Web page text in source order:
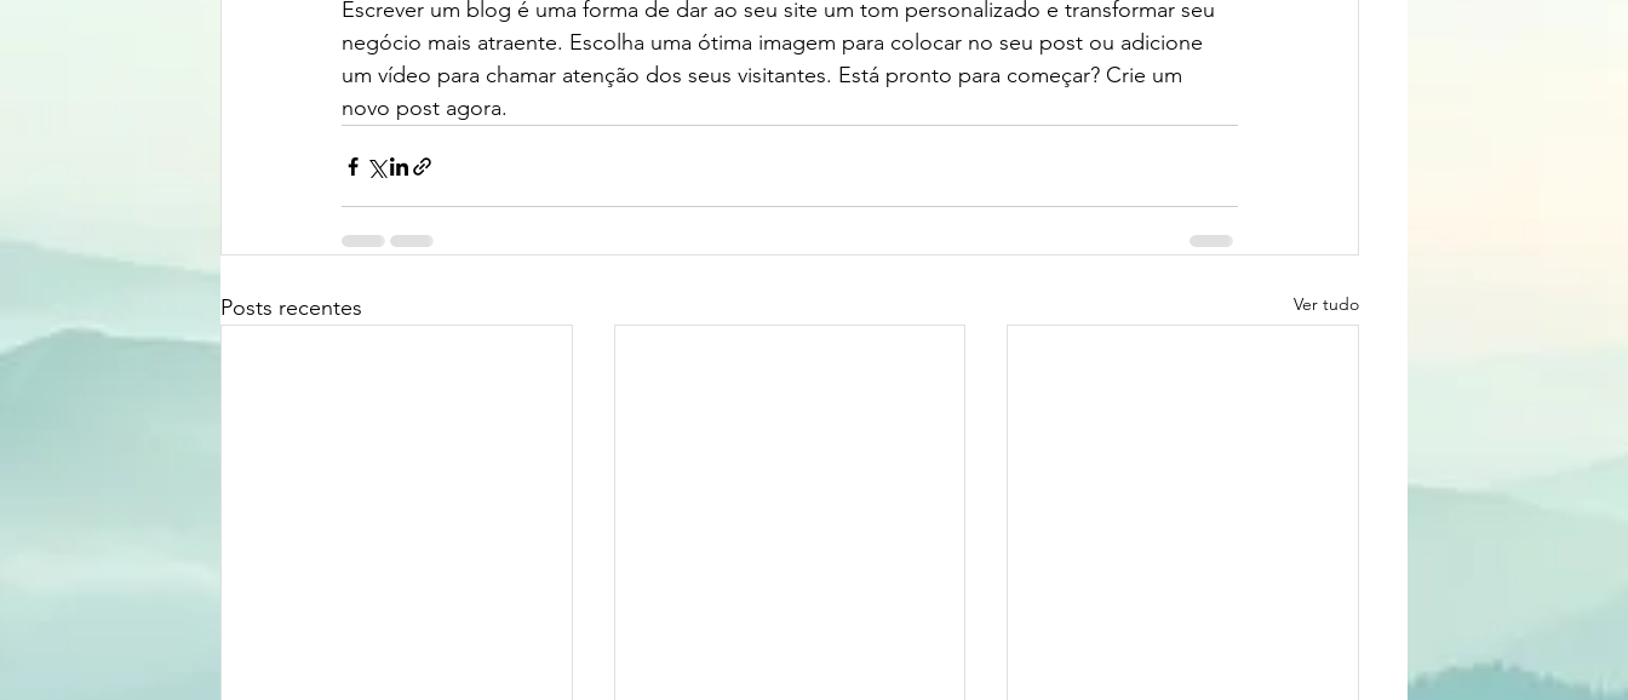
Escrever um blog é uma forma de dar ao seu site um tom personalizado e transformar seu
negócio mais atraente. Escolha uma ótima imagem para colocar no seu post ou adicione
um vídeo para chamar atenção dos seus visitantes. Está pronto para começar? Crie um
novo post agora.
Posts recentes Ver tudo